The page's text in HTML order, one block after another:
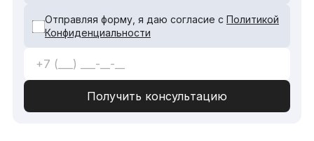
Отправляя форму, я даю согласие с Политикой
Конфиденциальности